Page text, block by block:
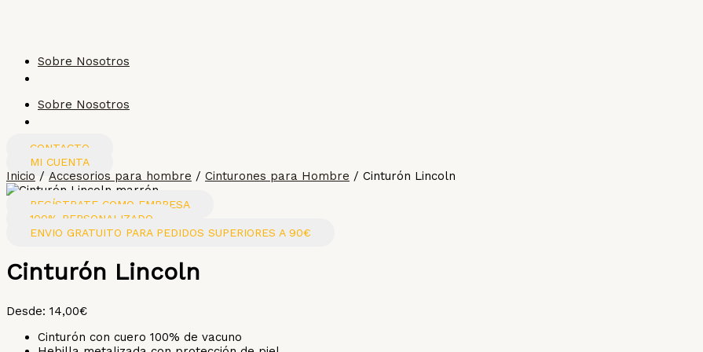
Sobre Nosotros
Sobre Nosotros
CONTACTO
MI CUENTA
Inicio / Accesorios para hombre / Cinturones para Hombre / Cinturón Lincoln
REGÍSTRATE COMO EMPRESA
100% PERSONALIZADO
ENVIO GRATUITO PARA PEDIDOS SUPERIORES A 90€
Cinturón Lincoln
Desde: 14,00€
Cinturón con cuero 100% de vacuno